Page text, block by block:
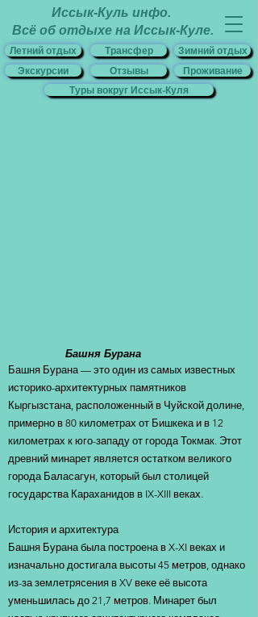
Отзывы
Иссык-Куль инфо.
Всё об отдыхе на Иссык-Куле.
Летний отдых
Туры вокруг Иссык-Куля
Зимний отдых
Экскурсии
Трансфер
Проживание
Башня Бурана
Башня Бурана — это один из самых известных
историко-архитектурных памятников
Кыргызстана, расположенный в Чуйской долине,
примерно в 80 километрах от Бишкека и в 12
километрах к юго-западу от города Токмак. Этот
древний минарет является остатком великого
города Баласагун, который был столицей
государства Караханидов в IX-XIII веках.
История и архитектура
Башня Бурана была построена в X-XI веках и
изначально достигала высоты 45 метров, однако
из-за землетрясения в XV веке её высота
уменьшилась до 21,7 метров. Минарет был